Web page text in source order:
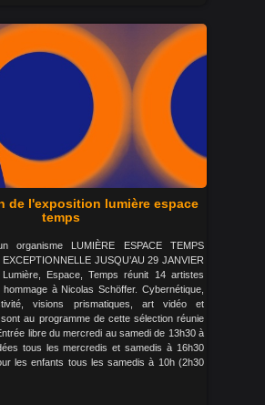
de l'exposition lumière espace
temps
organisme LUMIÈRE ESPACE TEMPS
JUSQU’AU 29 JANVIER
Lumière, Espace, Temps réunit 14 artistes
à Nicolas Schöffer. Cybernétique,
visions prismatiques, art vidéo et
au programme de cette sélection réunie
libre du mercredi au samedi de 13h30 à
tous les mercredis et samedis à 16h30
les enfants tous les samedis à 10h (2h30